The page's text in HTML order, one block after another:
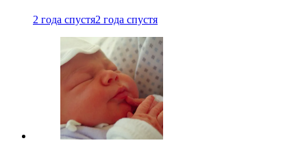
2 года спустя2 года спустя